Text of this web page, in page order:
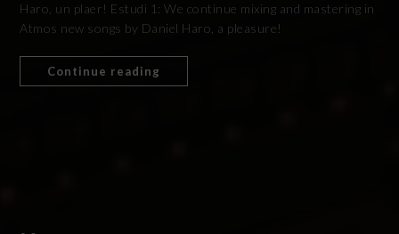
Haro, un plaer! Estudi 1: We continue mixing and mastering in
Atmos new songs by Daniel Haro, a pleasure!
Continue reading